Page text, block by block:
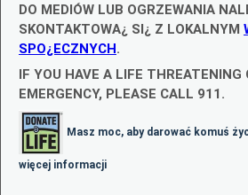
DO MEDIÓW LUB OGRZEWANIA
SKONTAKTOWA¿ SI¿ Z LOKALNYM
SPO¿ECZNYCH.
IF YOU HAVE A LIFE THREATENING
EMERGENCY, PLEASE CALL 911.
Masz moc, aby darować komuś
więcej informacji